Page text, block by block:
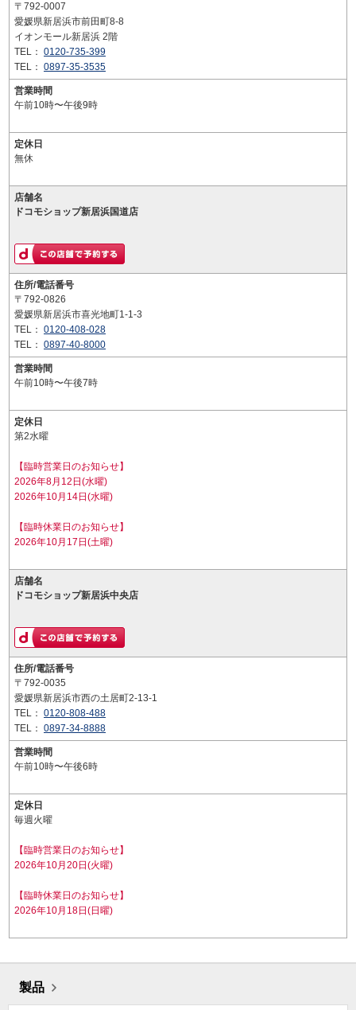
〒792-0007
愛媛県新居浜市前田町8-8
イオンモール新居浜 2階
TEL： 0120-735-399
TEL： 0897-35-3535
営業時間
午前10時〜午後9時
定休日
無休
店舗名
ドコモショップ新居浜国道店
住所/電話番号
〒792-0826
愛媛県新居浜市喜光地町1-1-3
TEL： 0120-408-028
TEL： 0897-40-8000
営業時間
午前10時〜午後7時
定休日
第2水曜
【臨時営業日のお知らせ】
2026年8月12日(水曜)
2026年10月14日(水曜)
【臨時休業日のお知らせ】
2026年10月17日(土曜)
店舗名
ドコモショップ新居浜中央店
住所/電話番号
〒792-0035
愛媛県新居浜市西の土居町2-13-1
TEL： 0120-808-488
TEL： 0897-34-8888
営業時間
午前10時〜午後6時
定休日
毎週火曜
【臨時営業日のお知らせ】
2026年10月20日(火曜)
【臨時休業日のお知らせ】
2026年10月18日(日曜)
製品